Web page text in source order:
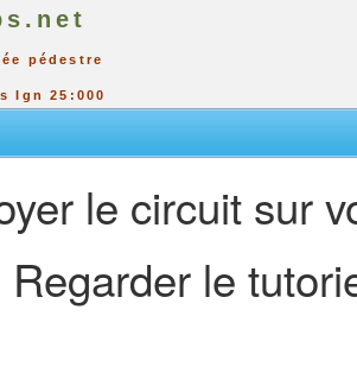
pédestre
Ign 25:000
le circuit sur
Regarder le